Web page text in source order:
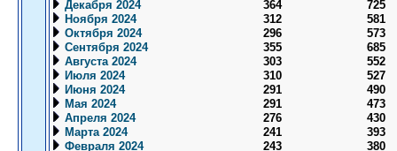
Декабря 2024
364
725
Ноября 2024
312
581
Октября 2024
296
573
Сентября 2024
355
685
Августа 2024
303
552
Июля 2024
310
527
Июня 2024
291
490
Мая 2024
291
473
Апреля 2024
276
430
Марта 2024
241
393
Февраля 2024
243
380